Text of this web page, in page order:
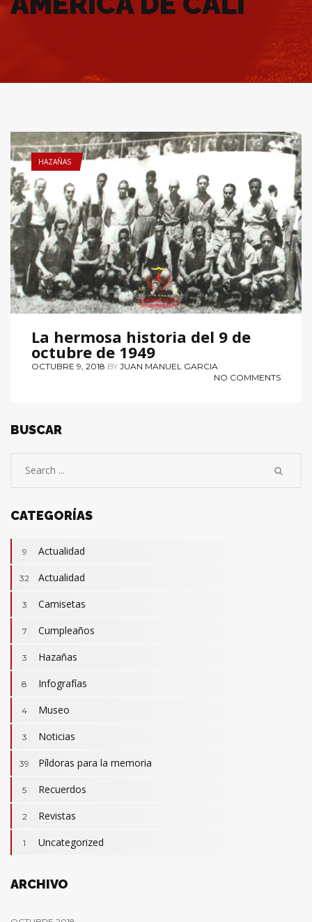
HAZAÑAS
La hermosa historia del 9 de
octubre de 1949
OCTUBRE 9, 2018 BY JUAN MANUEL GARCIA
NO COMMENTS
BUSCAR
CATEGORÍAS
9 Actualidad
32 Actualidad
3 Camisetas
7 Cumpleaños
3 Hazañas
8 Infografías
4 Museo
Camisetas
2 Revistas
3 Noticias
32 Actualidad
7 Cumpleaños
39 Píldoras para la memoria
39 Píldoras para la memoria
5 Recuerdos
2 Revistas
1 Uncategorized
ARCHIVO